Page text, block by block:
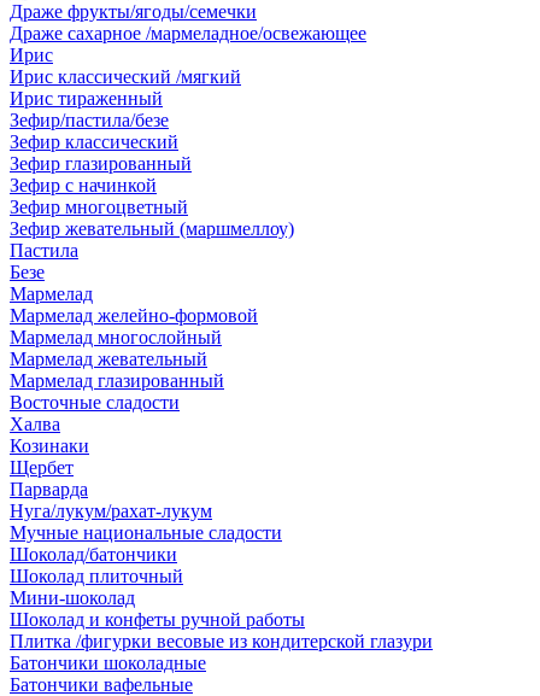
Драже фрукты/ягоды/семечки
Драже сахарное /мармеладное/освежающее
Ирис
Ирис классический /мягкий
Ирис тираженный
Зефир/пастила/безе
Зефир классический
Зефир глазированный
Зефир с начинкой
Зефир многоцветный
Зефир жевательный (маршмеллоу)
Пастила
Безе
Мармелад
Мармелад желейно-формовой
Мармелад многослойный
Мармелад жевательный
Мармелад глазированный
Восточные сладости
Халва
Козинаки
Щербет
Парварда
Нуга/лукум/рахат-лукум
Мучные национальные сладости
Шоколад/батончики
Шоколад плиточный
Мини-шоколад
Шоколад и конфеты ручной работы
Плитка /фигурки весовые из кондитерской глазури
Батончики шоколадные
Батончики вафельные